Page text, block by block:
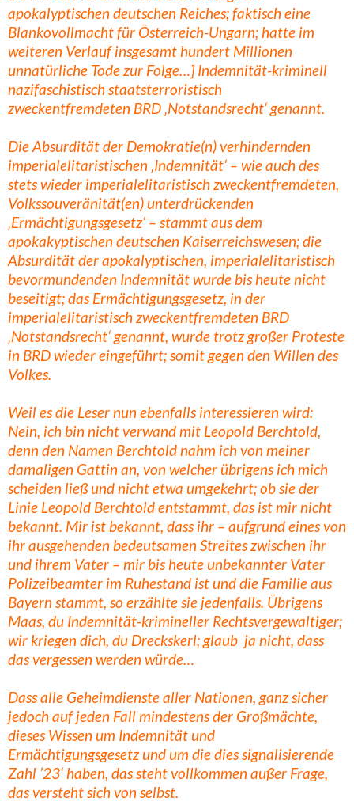
apokalyptischen deutschen Reiches; faktisch eine
Blankovollmacht für Österreich-Ungarn; hatte im
weiteren Verlauf insgesamt hundert Millionen
unnatürliche Tode zur Folge…] Indemnität-kriminell
nazifaschistisch staatsterroristisch
zweckentfremdeten BRD ‚Notstandsrecht‘ genannt.
Die Absurdität der Demokratie(n) verhindernden
imperialelitaristischen ‚Indemnität‘ – wie auch des
stets wieder imperialelitaristisch zweckentfremdeten,
Volkssouveränität(en) unterdrückenden
‚Ermächtigungsgesetz‘ – stammt aus dem
apokakyptischen deutschen Kaiserreichswesen; die
Absurdität der apokalyptischen, imperialelitaristisch
bevormundenden Indemnität wurde bis heute nicht
beseitigt; das Ermächtigungsgesetz, in der
imperialelitaristisch zweckentfremdeten BRD
‚Notstandsrecht‘ genannt, wurde trotz großer Proteste
in BRD wieder eingeführt; somit gegen den Willen des
Volkes.
Weil es die Leser nun ebenfalls interessieren wird:
Nein, ich bin nicht verwand mit Leopold Berchtold,
denn den Namen Berchtold nahm ich von meiner
damaligen Gattin an, von welcher übrigens ich mich
scheiden ließ und nicht etwa umgekehrt; ob sie der
Linie Leopold Berchtold entstammt, das ist mir nicht
bekannt. Mir ist bekannt, dass ihr – aufgrund eines von
ihr ausgehenden bedeutsamen Streites zwischen ihr
und ihrem Vater – mir bis heute unbekannter Vater
Polizeibeamter im Ruhestand ist und die Familie aus
Bayern stammt, so erzählte sie jedenfalls. Übrigens
Maas, du Indemnität-krimineller Rechtsvergewaltiger;
wir kriegen dich, du Dreckskerl; glaub ja nicht, dass
das vergessen werden würde…
Dass alle Geheimdienste aller Nationen, ganz sicher
jedoch auf jeden Fall mindestens der Großmächte,
dieses Wissen um Indemnität und
Ermächtigungsgesetz und um die dies signalisierende
Zahl ’23‘ haben, das steht vollkommen außer Frage,
das versteht sich von selbst.